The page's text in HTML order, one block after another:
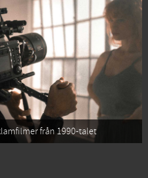
från 1990-talet